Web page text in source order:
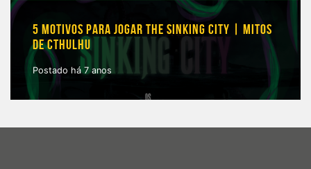
5 MOTIVOS PARA JOGAR THE SINKING CITY | MITOS
DE CTHULHU
Postado há 7 anos